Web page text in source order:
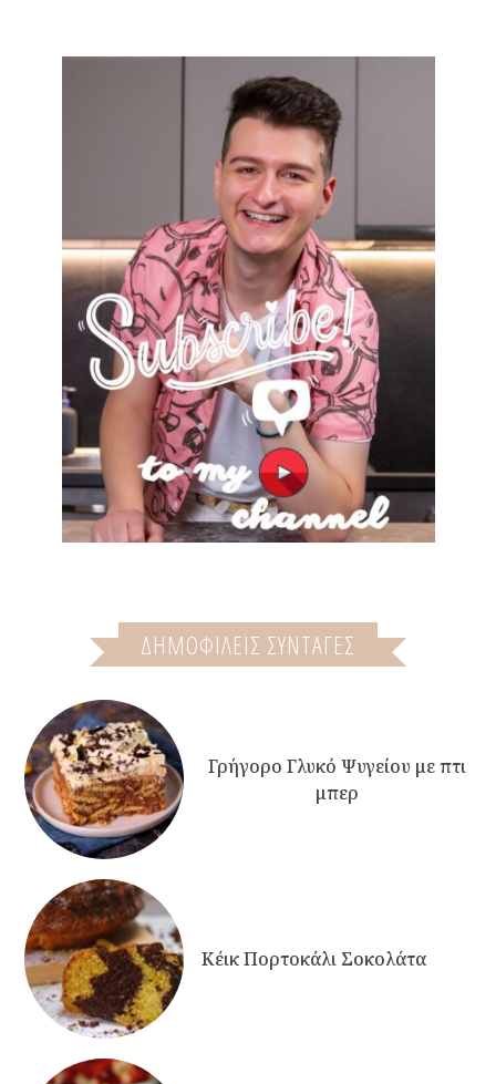
ΔΗΜΟΦΙΛΕΙΣ ΣΥΝΤΑΓΕΣ
Γρήγορο Γλυκό Ψυγείου με πτι
μπερ
Κέικ Πορτοκάλι Σοκολάτα